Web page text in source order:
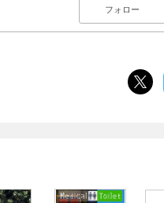
フォロー